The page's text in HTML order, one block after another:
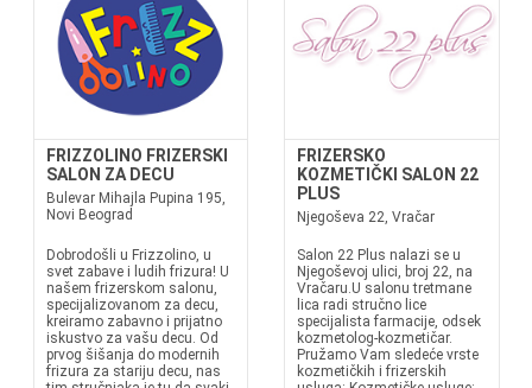
FRIZZOLINO FRIZERSKI
SALON ZA DECU
Bulevar Mihajla Pupina 195,
Novi Beograd
Dobrodošli u Frizzolino, u
svet zabave i ludih frizura! U
našem frizerskom salonu,
specijalizovanom za decu,
kreiramo zabavno i prijatno
iskustvo za vašu decu. Od
prvog šišanja do modernih
frizura za stariju decu, nas
FRIZERSKO
KOZMETIČKI SALON 22
PLUS
Njegoševa 22, Vračar
Salon 22 Plus nalazi se u
Njegoševoj ulici, broj 22, na
Vračaru.U salonu tretmane
lica radi stručno lice
specijalista farmacije, odsek
kozmetolog-kozmetičar.
Pružamo Vam sledeće vrste
kozmetičkih i frizerskih